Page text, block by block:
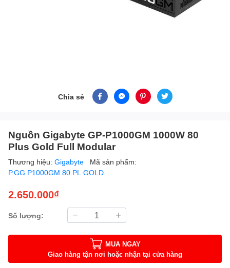
Chia sẻ
Nguồn Gigabyte GP-P1000GM 1000W 80
Plus Gold Full Modular
Thương hiệu: Gigabyte
Mã sản phẩm:
P.GG.P1000GM.80.PL.GOLD
2.650.000₫
Số lượng:
MUA NGAY
Giao hàng tận nơi hoặc nhận tại cửa hàng